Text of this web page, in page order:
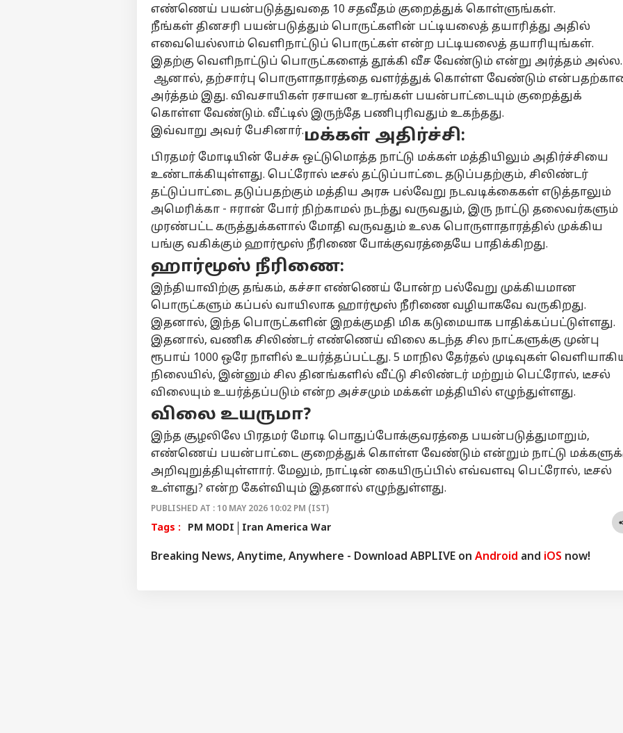
எண்ணெய் பயன்படுத்துவதை 10 சதவீதம் குறைத்துக் கொள்ளுங்கள்.
நீங்கள் தினசரி பயன்படுத்தும் பொருட்களின் பட்டியலைத் தயாரித்து அதில்
எவையெல்லாம் வெளிநாட்டுப் பொருட்கள் என்ற பட்டியலைத் தயாரியுங்கள்.
இதற்கு வெளிநாட்டுப் பொருட்களைத் தூக்கி வீச வேண்டும் என்று அர்த்தம் அல்ல.
ஆனால், தற்சார்பு பொருளாதாரத்தை வளர்த்துக் கொள்ள வேண்டும்
அர்த்தம் இது. விவசாயிகள் ரசாயன உரங்கள் பயன்பாட்டையும் குறைத்துக்
கொள்ள வேண்டும். வீட்டில் இருந்தே பணிபுரிவதும் உகந்தது.
இவ்வாறு அவர் பேசினார்.மக்கள் அதிர்ச்சி:
பிரதமர் மோடியின் பேச்சு ஒட்டுமொத்த நாட்டு மக்கள் மத்தியிலும் அதிர்ச்சியை
உண்டாக்கியுள்ளது. பெட்ரோல் டீசல் தட்டுப்பாட்டை தடுப்பதற்கும், சிலிண்டர்
தட்டுப்பாட்டை தடுப்பதற்கும் மத்திய அரசு பல்வேறு நடவடிக்கைகள் எடுத்தாலும்
அமெரிக்கா - ஈரான் போர் நிற்காமல் நடந்து வருவதும், இரு நாட்டு தலைவர்களும்
முரண்பட்ட கருத்துக்களால் மோதி வருவதும் உலக பொருளாதாரத்தில் முக்கிய
பங்கு வகிக்கும் ஹார்மூஸ் நீரிணை போக்குவரத்தையே பாதிக்கிறது.
ஹார்மூஸ் நீரிணை:
இந்தியாவிற்கு தங்கம், கச்சா எண்ணெய் போன்ற பல்வேறு முக்கியமான
பொருட்களும் கப்பல் வாயிலாக ஹார்மூஸ் நீரிணை வழியாகவே வருகிறது.
இதனால், இந்த பொருட்களின் இறக்குமதி மிக கடுமையாக பாதிக்கப்பட்டுள்ளது.
இதனால், வணிக சிலிண்டர் எண்ணெய் விலை கடந்த சில நாட்களுக்கு முன்பு
ரூபாய் 1000 ஒரே நாளில் உயர்த்தப்பட்டது. 5 மாநில தேர்தல் முடிவுகள்
நிலையில், இன்னும் சில தினங்களில் வீட்டு சிலிண்டர் மற்றும் பெட்ரோல், டீசல்
விலையும் உயர்த்தப்படும் என்ற அச்சமும் மக்கள் மத்தியில் எழுந்துள்ளது.
விலை உயருமா?
இந்த சூழலிலே பிரதமர் மோடி பொதுப்போக்குவரத்தை பயன்படுத்துமாறும்,
எண்ணெய் பயன்பாட்டை குறைத்துக் கொள்ள வேண்டும் என்றும் நாட்டு
அறிவுறுத்தியுள்ளார். மேலும், நாட்டின் கையிருப்பில் எவ்வளவு பெட்ரோல், டீசல்
உள்ளது? என்ற கேள்வியும் இதனால் எழுந்துள்ளது.
PUBLISHED AT : 10 MAY 2026 10:02 PM (IST)
Tags : PM MODI Iran America War
Breaking News, Anytime, Anywhere - Download ABPLIVE on Android and iOS now!
Hello Guest
எங்களிடம்
விளம்பரம் செய்ய
சுயவிவரம்
வேலைவாய்ப்புகள்
தொடர்புகொள்ள
கருத்துக்கேட்பு
தனியுரிமை
கொள்கை
LOGIN
பர்சனல் கார்னர்
முக்கிய கட்டுரைகள் டாப் ரீல்ஸ்
அரசியல்
தொடர்ச்சியான
ஆணவம், அழிவை
விரைவுபடுத்தும் .!
தவெகவின் பாசிச
தன்மைக்கு
விழுந்த அடி-
மு.க.ஸ்டாலின்
தமிழ்நாடு
Udhayanithi:
உதயநிதி
ஸ்டாலினை ரிலீஸ்
பண்ணுங்க..
சென்னை
உயர்நீதிமன்றம்
அதிரடி ஆர்டர்
அரசியல்
ஒரு வார்த்தைக்கு 9
பிரிவுகளில்
வழக்கா.? உதயநிதி
அவசரக் கைது
ஏன்?
கிருஷ்ணசாமி
கேள்வி
அரசியல்
உதயநிதியை
கைது செய்ய இது
தான் காரணம்.!
தவெக புகாரில்
இருப்பது என்ன.?
தமிழ்நாடு
உதயநிதி
ஸ்டாலின் கைது-
சொன்னது என்ன
தெரியுமா?
சென்னை
ஒரே ஒரு இடத்துல
தான் மின்சாரத்
தடை இருக்கு; அது
உங்க ஏரியாவா